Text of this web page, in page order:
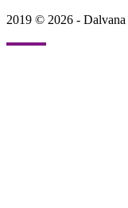
2019 © 2026 - Dalvana